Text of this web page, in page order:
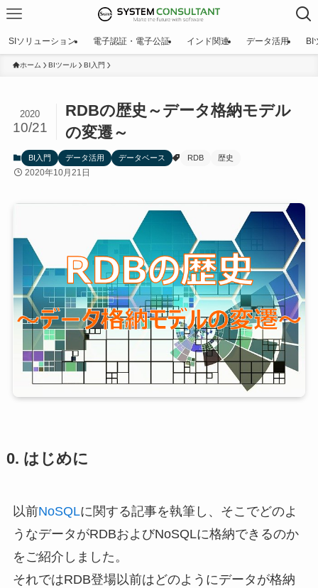
SIソリューション 電子認証・電子公証 インド関連 データ活用 BI
ホーム BIツール BI入門
RDBの歴史～データ格納モデル
の変遷～
2020
10/21
BI入門 データ活用 データベース RDB 歴史
2020年10月21日
0. はじめに
以前NoSQLに関する記事を執筆し、そこでどのよ
うなデータがRDBおよびNoSQLに格納できるのか
をご紹介しました。
それではRDB登場以前はどのようにデータが格納